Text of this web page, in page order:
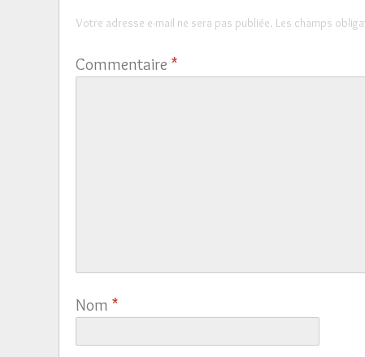
Votre adresse e-mail ne sera pas publiée. Les champs
Commentaire *
Nom *